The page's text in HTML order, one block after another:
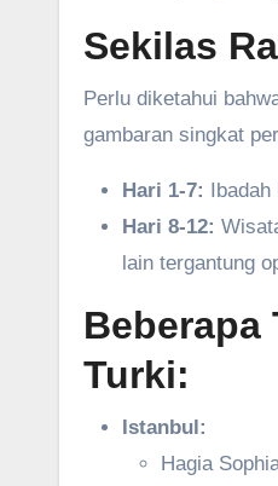
Sekilas
Perlu diketahui
gambaran singkat
Hari 1-7:
Hari 8-12:
lain tergantung
Turki:
Istanbul:
Hagia